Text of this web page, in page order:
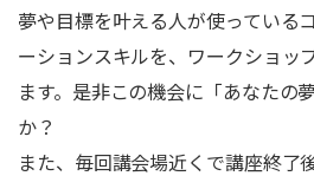
夢や目標を叶える人が使っている
ーションスキルを、ワークショッ
ます。是非この機会に「あなたの
か？
また、毎回講会場近くで講座終了